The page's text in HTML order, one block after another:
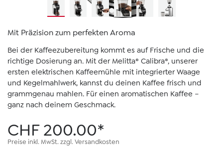
Mit Präzision zum perfekten Aroma
Bei der Kaffeezubereitung kommt es auf Frische und die
richtige Dosierung an. Mit der Melitta® Calibra®, unserer
ersten elektrischen Kaffeemühle mit integrierter Waage
und Kegelmahlwerk, kannst du deinen Kaffee frisch und
grammgenau mahlen. Für einen aromatischen Kaffee –
ganz nach deinem Geschmack.
CHF 200.00*
Preise inkl. MwSt. zzgl. Versandkosten